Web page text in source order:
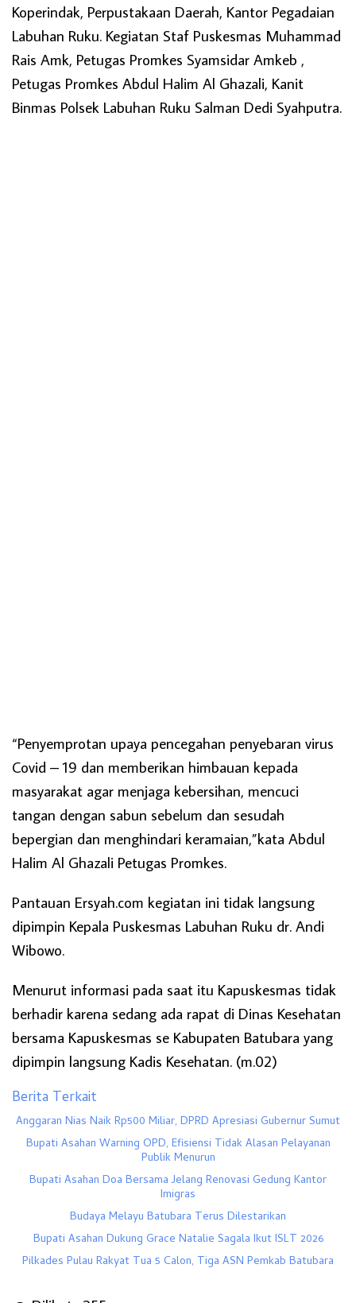
Koperindak, Perpustakaan Daerah, Kantor Pegadaian
Labuhan Ruku. Kegiatan Staf Puskesmas Muhammad
Rais Amk, Petugas Promkes Syamsidar Amkeb ,
Petugas Promkes Abdul Halim Al Ghazali, Kanit
Binmas Polsek Labuhan Ruku Salman Dedi Syahputra.
“Penyemprotan upaya pencegahan penyebaran virus
Covid – 19 dan memberikan himbauan kepada
masyarakat agar menjaga kebersihan, mencuci
tangan dengan sabun sebelum dan sesudah
bepergian dan menghindari keramaian,”kata Abdul
Halim Al Ghazali Petugas Promkes.
Pantauan Ersyah.com kegiatan ini tidak langsung
dipimpin Kepala Puskesmas Labuhan Ruku dr. Andi
Wibowo.
Menurut informasi pada saat itu Kapuskesmas tidak
berhadir karena sedang ada rapat di Dinas Kesehatan
bersama Kapuskesmas se Kabupaten Batubara yang
dipimpin langsung Kadis Kesehatan. (m.02)
Berita Terkait
Anggaran Nias Naik Rp500 Miliar, DPRD Apresiasi Gubernur Sumut
Bupati Asahan Warning OPD, Efisiensi Tidak Alasan Pelayanan
Publik Menurun
Bupati Asahan Doa Bersama Jelang Renovasi Gedung Kantor
Imigras
Budaya Melayu Batubara Terus Dilestarikan
Bupati Asahan Dukung Grace Natalie Sagala Ikut ISLT 2026
Pilkades Pulau Rakyat Tua 5 Calon, Tiga ASN Pemkab Batubara